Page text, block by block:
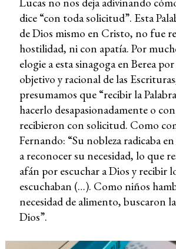
dice “con toda solicitud”. Esta
de Dios mismo en Cristo, no fue
hostilidad, ni con apatía. Por
elogie a esta sinagoga en Berea
objetivo y racional de las
presumamos que “recibir la
hacerlo desapasionadamente o
recibieron con solicitud. Como
Fernando: “Su nobleza radicaba
a reconocer su necesidad, lo que
afán por escuchar a Dios y recibir
escuchaban (…). Como niños
necesidad de alimento, buscaron
Dios”.